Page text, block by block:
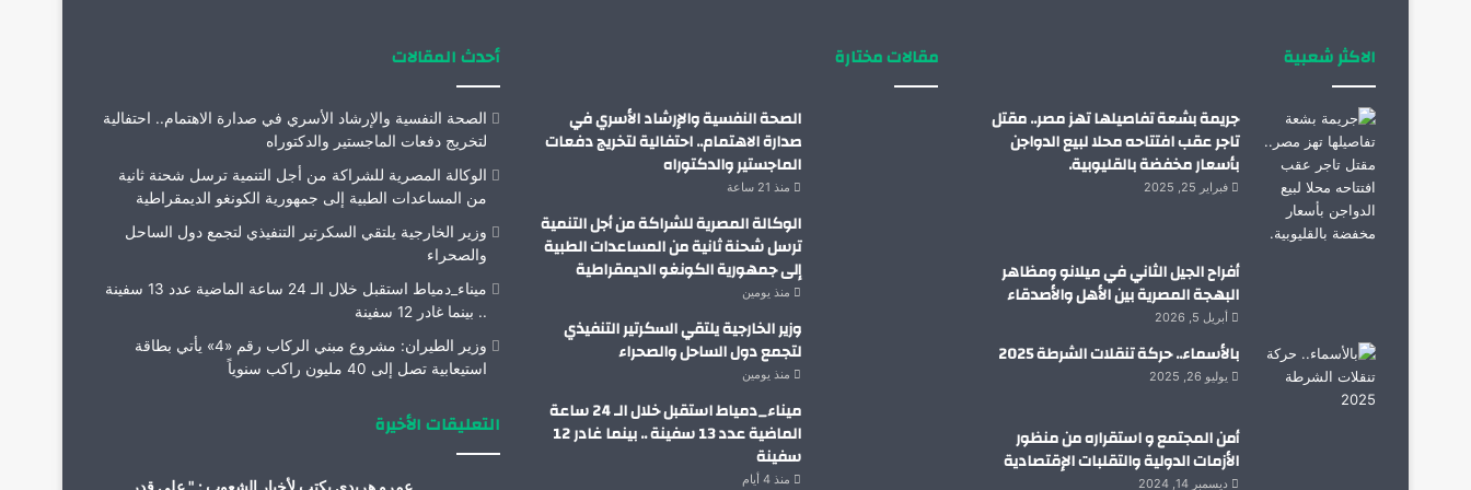
الاكثر شعبية
جريمة بشعة تفاصيلها تهز مصر.. مقتل
تاجر عقب افتتاحه محلا لبيع الدواجن
بأسعار مخفضة بالقليوبية.
فبراير 25, 2025
أفراح الجيل الثاني في ميلانو ومظاهر
البهجة المصرية بين الأهل والأصدقاء
أبريل 5, 2026
بالأسماء.. حركة تنقلات الشرطة 2025
يوليو 26, 2025
أمن المجتمع و استقراره من منظور
الأزمات الدولية والتقلبات الإقتصادية
ديسمبر 14, 2024
مقالات مختارة
الصحة النفسية والإرشاد الأسري في
صدارة الاهتمام.. احتفالية لتخريج دفعات
الماجستير والدكتوراه
منذ 21 ساعة
الوكالة المصرية للشراكة من أجل التنمية
ترسل شحنة ثانية من المساعدات الطبية
إلى جمهورية الكونغو الديمقراطية
منذ يومين
وزير الخارجية يلتقي السكرتير التنفيذي
لتجمع دول الساحل والصحراء
منذ يومين
ميناء_دمياط استقبل خلال الـ 24 ساعة
الماضية عدد 13 سفينة .. بينما غادر 12
سفينة
منذ 4 أيام
أحدث المقالات
الصحة النفسية والإرشاد الأسري في صدارة الاهتمام.. احتفالية
لتخريج دفعات الماجستير والدكتوراه
الوكالة المصرية للشراكة من أجل التنمية ترسل شحنة ثانية
من المساعدات الطبية إلى جمهورية الكونغو الديمقراطية
وزير الخارجية يلتقي السكرتير التنفيذي لتجمع دول الساحل
والصحراء
ميناء_دمياط استقبل خلال الـ 24 ساعة الماضية عدد 13 سفينة
.. بينما غادر 12 سفينة
وزير الطيران: مشروع مبني الركاب رقم «4» يأتي بطاقة
استيعابية تصل إلى 40 مليون راكب سنوياً
التعليقات الأخيرة
عمرو هريدى يكتب لأخبار الشعوب : " على قدر